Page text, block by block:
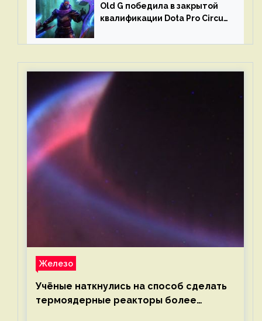
Old G победила в закрытой
квалификации Dota Pro Circuit
Железо
Учёные наткнулись на способ сделать
термоядерные реакторы более